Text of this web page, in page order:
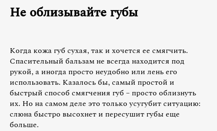
Не облизывайте губы
Когда кожа губ сухая, так и хочется ее смягчить.
Спасительный бальзам не всегда находится под
рукой, а иногда просто неудобно или лень его
использовать. Казалось бы, самый простой и
быстрый способ смягчения губ – просто облизнуть
их. Но на самом деле это только усугубит ситуацию:
слюна быстро высохнет и пересушит губы еще
больше.